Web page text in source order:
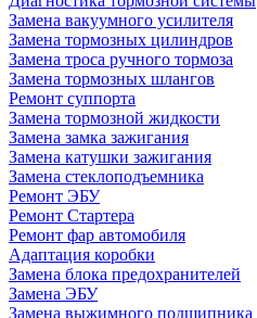
Замена вакуумного усилителя
Замена тормозных цилиндров
Замена троса ручного тормоза
Замена тормозных шлангов
Ремонт суппорта
Замена тормозной жидкости
Замена замка зажигания
Замена катушки зажигания
Замена стеклоподъемника
Ремонт ЭБУ
Ремонт Стартера
Ремонт фар автомобиля
Адаптация коробки
Замена блока предохранителей
Замена ЭБУ
Замена выжимного подшипника